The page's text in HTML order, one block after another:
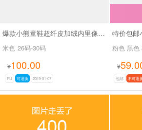
爆款小熊童鞋超纤皮加绒内里像胶大底百搭休闲童鞋SA121
米色 26码-30码
¥100.00
PU 可退换 2019-01-07
粉色 黑色
¥
包邮 不可退